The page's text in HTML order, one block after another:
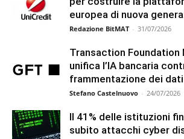
europea di nuova
Redazione BitMAT - 31/07/2026
Transaction Foundation
unifica l’IA bancaria
frammentazione dei dati
Stefano Castelnuovo - 24/07/2026
Il 41% delle istituzioni
subito attacchi cyber